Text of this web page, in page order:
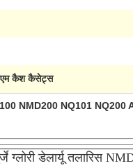
कैश कैसेट्स
NMD200 NQ101 NQ200
ग्लोरी डेलार्यू तलारिस